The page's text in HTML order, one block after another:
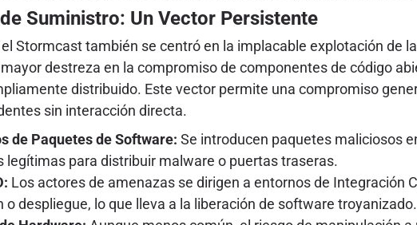
Suministro: Un Vector Persistente
Stormcast también se centró en la implacable explotación de
destreza en la compromiso de componentes de código
distribuido. Este vector permite una compromiso
sin interacción directa.
de Paquetes de Software: Se introducen paquetes maliciosos
legítimas para distribuir malware o puertas traseras.
Los actores de amenazas se dirigen a entornos de
despliegue, lo que lleva a la liberación de software troyanizado.